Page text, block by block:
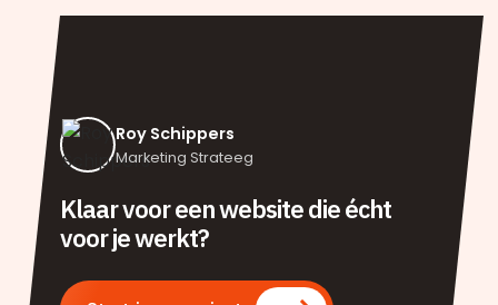
Roy Schippers
Marketing Strateeg
Klaar voor een website die écht
voor je werkt?